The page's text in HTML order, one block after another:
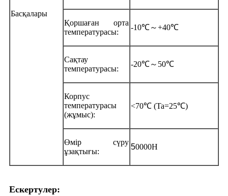
Басқалары
Қоршаған орта
температурасы:
-10℃～+40℃
Сақтау
температурасы:
-20℃～50℃
Корпус
температурасы
(жұмыс):
<70℃ (Ta=25℃)
Өмір сүру
ұзақтығы:
50000H
Ескертулер: